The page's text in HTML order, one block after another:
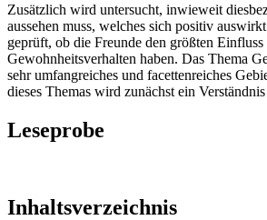
Zusätzlich wird untersucht, inwieweit
aussehen muss, welches sich positiv
geprüft, ob die Freunde den größten Einfluss
Gewohnheitsverhalten haben. Das Thema
sehr umfangreiches und facettenreiches
dieses Themas wird zunächst ein
Leseprobe
Inhaltsverzeichnis